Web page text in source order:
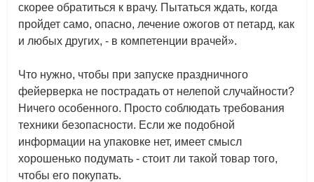
скорее обратиться к врачу. Пытаться ждать, когда
пройдет само, опасно, лечение ожогов от петард, как
и любых других, - в компетенции врачей».
Что нужно, чтобы при запуске праздничного
фейерверка не пострадать от нелепой случайности?
Ничего особенного. Просто соблюдать требования
техники безопасности. Если же подобной
информации на упаковке нет, имеет смысл
хорошенько подумать - стоит ли такой товар того,
чтобы его покупать.